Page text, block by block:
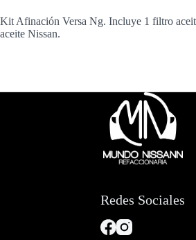
Kit Afinación Versa Ng. Incluye 1 filtro
aceite Nissan.
Redes Sociales